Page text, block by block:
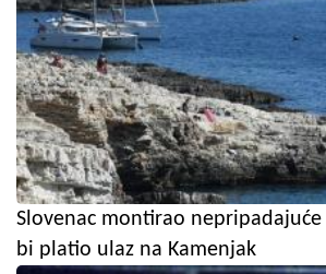
Slovenac montirao
bi platio ulaz na Kamenjak